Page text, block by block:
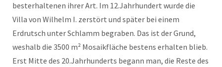
besterhaltenen ihrer Art. Im 12.Jahrhundert wurde die
Villa von Wilhelm I. zerstört und später bei einem
Erdrutsch unter Schlamm begraben. Das ist der Grund,
weshalb die 3500 m² Mosaikfläche bestens erhalten blieb.
Erst Mitte des 20.Jahrhunderts begann man, die Reste des